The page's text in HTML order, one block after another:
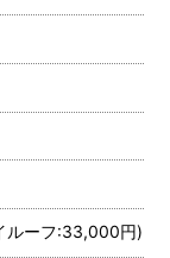
ーフ:33,000円)